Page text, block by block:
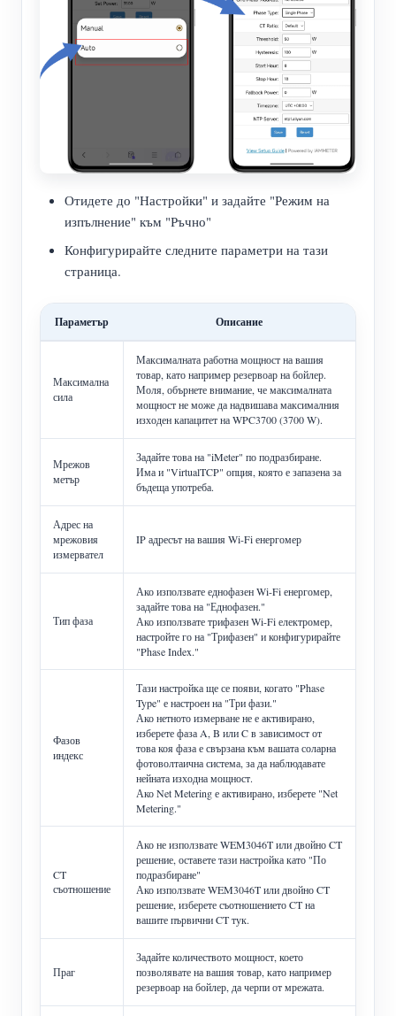
Отидете до "Настройки" и задайте "Режим на
изпълнение" към "Ръчно"
Конфигурирайте следните параметри на тази
страница.
Параметър Описание
Максимална
сила
Максималната работна мощност на вашия
товар, като например резервоар на бойлер.
Моля, обърнете внимание, че максималната
мощност не може да надвишава максималния
изходен капацитет на WPC3700 (3700 W).
Мрежов
метър
Задайте това на "iMeter" по подразбиране.
Има и "VirtualTCP" опция, която е запазена за
бъдеща употреба.
Адрес на
мрежовия
измервател
IP адресът на вашия Wi-Fi енергомер
Тип фаза
Ако използвате еднофазен Wi-Fi енергомер,
задайте това на "Еднофазен."
Ако използвате трифазен Wi-Fi електромер,
настройте го на "Трифазен" и конфигурирайте
"Phase Index."
Фазов
индекс
Тази настройка ще се появи, когато "Phase
Type" е настроен на "Три фази."
Ако нетното измерване не е активирано,
изберете фаза A, B или C в зависимост от
това коя фаза е свързана към вашата соларна
фотоволтаична система, за да наблюдавате
нейната изходна мощност.
Ако Net Metering е активирано, изберете "Net
Metering."
CT
съотношение
Ако не използвате WEM3046T или двойно CT
решение, оставете тази настройка като "По
подразбиране"
Ако използвате WEM3046T или двойно CT
решение, изберете съотношението CT на
вашите първични CT тук.
Праг
Задайте количеството мощност, което
позволявате на вашия товар, като например
резервоар на бойлер, да черпи от мрежата.